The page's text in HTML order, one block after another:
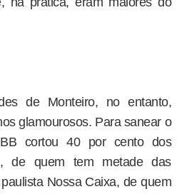
de Monteiro, no entanto,
glamourosos. Para sanear o
cortou 40 por cento dos
de quem tem metade das
Nossa Caixa, de quem